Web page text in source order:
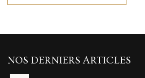
NOS DERNIERS ARTICLES